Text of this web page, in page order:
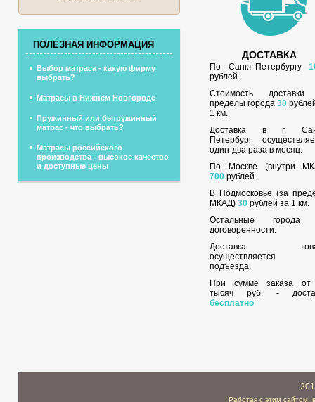
ДОСТАВКА
По Санкт-Петербургу
рублей.
Стоимость
пределы города30
1 км.
Доставка в г.
Петербург
один-два раза в месяц.
По Москве (внутри
700 рублей.
В Подмосковье (за
МКАД)30 рублей за 1 км.
Остальные города
договоренности.
Доставка
осуществляется
подъезда.
При сумме заказа
тысяч руб. -
бесплатно
ПОЛЕЗНАЯ ИНФОРМАЦИЯ
Выбор матраса - какую фирму
выбрать?
Матрасы в Нижнем Новгороде
Пружинный или бепружинный
матрас - что выбрать?
Матрасы российского
производства - высокое качество
и доступные цены
Работая с этим сайтом,